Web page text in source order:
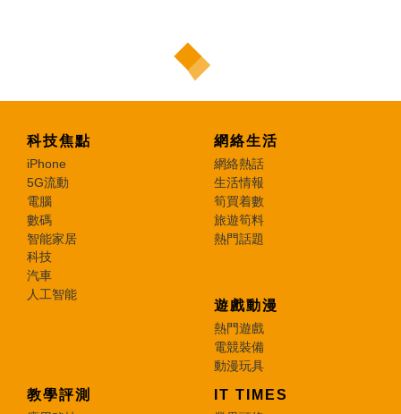
科技焦點
iPhone
5G流動
電腦
數碼
智能家居
科技
汽車
人工智能
網絡生活
網絡熱話
生活情報
筍買着數
旅遊筍料
熱門話題
遊戲動漫
熱門遊戲
電競裝備
動漫玩具
教學評測 IT TIMES